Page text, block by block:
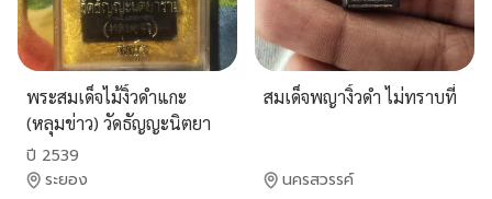
พระสมเด็จไม้งิ้วดำแกะ
(หลุมข่าว) วัดธัญญะนิตยา
ราม พ.ศ.2539 ลพบุรี
ปี 2539
ระยอง
สมเด็จพญางิ้วดำ ไม่ทราบที่
นครสวรรค์